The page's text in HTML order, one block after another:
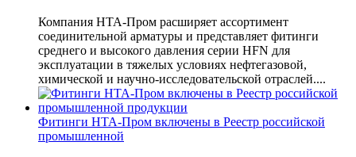
Компания НТА-Пром расширяет ассортимент
соединительной арматуры и представляет фитинги
среднего и высокого давления серии HFN для
эксплуатации в тяжелых условиях нефтегазовой,
химической и научно-исследовательской отраслей....
Фитинги НТА-Пром включены в Реестр российской
промышленной